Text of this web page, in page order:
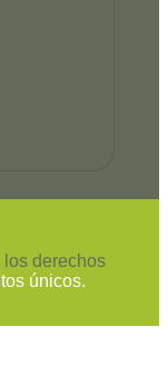
los derechos
únicos.